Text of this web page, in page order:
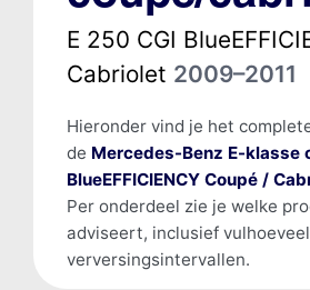
E 250 CGI
Cabriolet 2009–2011
Hieronder vind je het
de Mercedes-Benz E-klasse
BlueEFFICIENCY Coupé /
Per onderdeel zie je welke
adviseert, inclusief
verversingsintervallen.